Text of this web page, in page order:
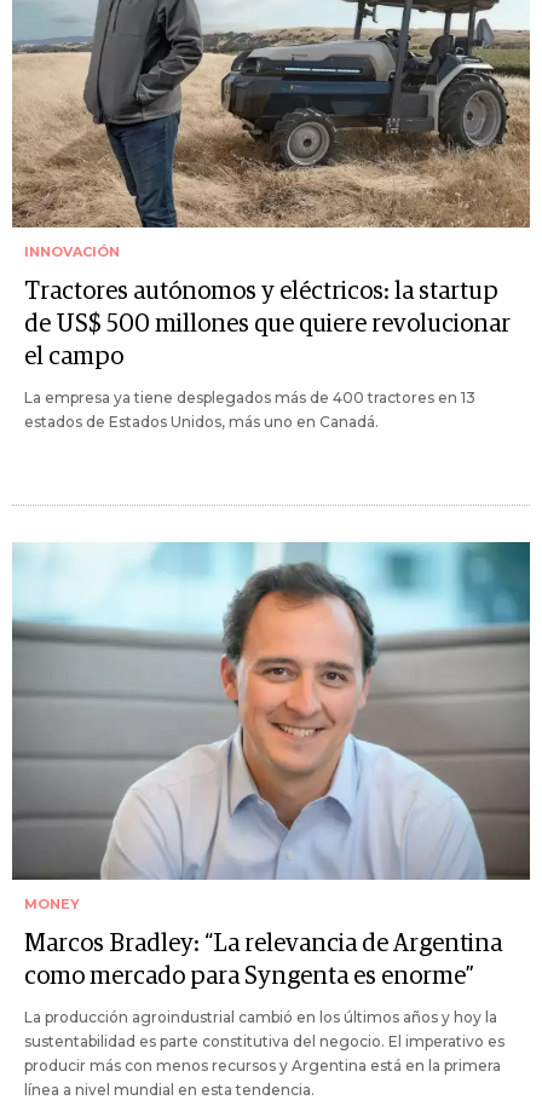
INNOVACIÓN
Tractores autónomos y eléctricos: la startup
de US$ 500 millones que quiere revolucionar
el campo
La empresa ya tiene desplegados más de 400 tractores en 13
estados de Estados Unidos, más uno en Canadá.
MONEY
Marcos Bradley: “La relevancia de Argentina
como mercado para Syngenta es enorme”
La producción agroindustrial cambió en los últimos años y hoy la
sustentabilidad es parte constitutiva del negocio. El imperativo es
producir más con menos recursos y Argentina está en la primera
línea a nivel mundial en esta tendencia.